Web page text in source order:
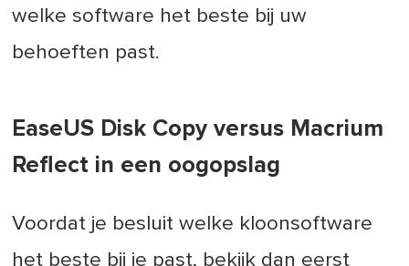
welke software het beste bij uw
behoeften past.
EaseUS Disk Copy versus Macrium
Reflect in een oogopslag
Voordat je besluit welke kloonsoftware
het beste bij je past, bekijk dan eerst